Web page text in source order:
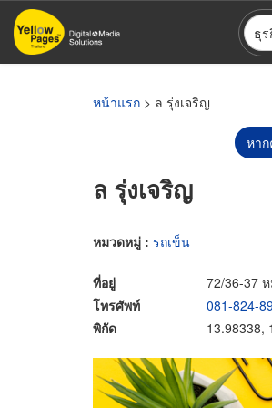
ข้าม
ไป
ธุร
หน้าแรก > ล รุ่งเจริญ
หา
ล รุ่งเจริญ
หมวดหมู่ : รถเข็น
ที่อยู่
72/36-37
โทรศัพท์
081-824-
พิกัด
13.98338,